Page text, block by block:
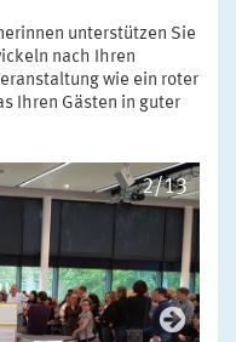
unterstützen Sie
nach Ihren
wie ein roter
Ihren Gästen in guter
2/13